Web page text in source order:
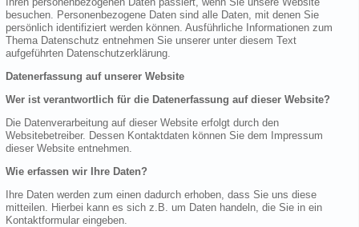
besuchen. Personenbezogene Daten sind alle Daten, mit denen Sie
persönlich identifiziert werden können. Ausführliche Informationen zum
Thema Datenschutz entnehmen Sie unserer unter diesem Text
aufgeführten Datenschutzerklärung.
Datenerfassung auf unserer Website
Wer ist verantwortlich für die Datenerfassung auf dieser Website?
Die Datenverarbeitung auf dieser Website erfolgt durch den
Websitebetreiber. Dessen Kontaktdaten können Sie dem Impressum
dieser Website entnehmen.
Wie erfassen wir Ihre Daten?
Ihre Daten werden zum einen dadurch erhoben, dass Sie uns diese
mitteilen. Hierbei kann es sich z.B. um Daten handeln, die Sie in ein
Kontaktformular eingeben.